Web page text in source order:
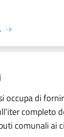
occupa di
completo
comunali ai